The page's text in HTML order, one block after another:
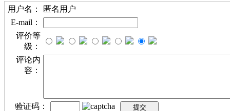
用户名：
匿名用户
E-mail：
评价等
级：
评论内
容：
验证码：